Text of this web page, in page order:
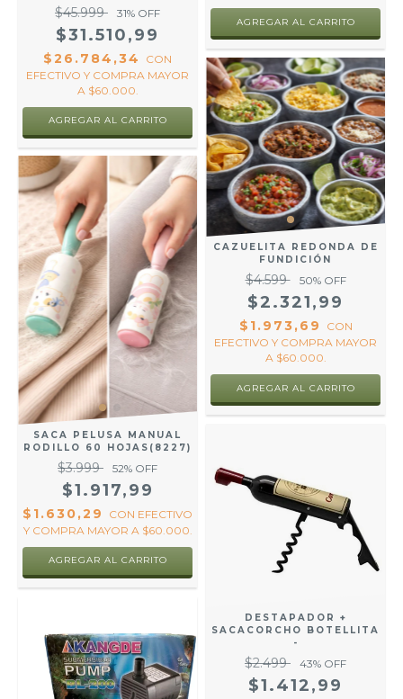
$45.999 31% OFF
$31.510,99
$26.784,34
CON
EFECTIVO Y COMPRA MAYOR
A $60.000.
AGREGAR AL CARRITO
SACA PELUSA MANUAL
RODILLO 60 HOJAS(8227)
$3.999 52% OFF
$1.917,99
$1.630,29 CON EFECTIVO
Y COMPRA MAYOR A $60.000.
CAZUELITA REDONDA DE
FUNDICIÓN
$4.599 50% OFF
$2.321,99
$1.973,69
CON
EFECTIVO Y COMPRA MAYOR
A $60.000.
DESTAPADOR +
SACACORCHO BOTELLITA
-
$2.499 43% OFF
$1.412,99